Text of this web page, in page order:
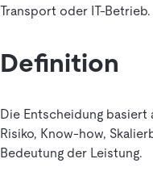
Transport oder IT-Betrieb.
Definition
Die Entscheidung basiert
Risiko, Know-how,
Bedeutung der Leistung.